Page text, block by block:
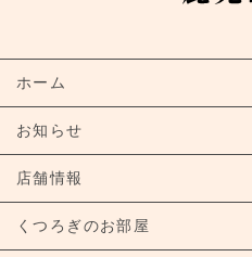
ホーム
お知らせ
店舗情報
くつろぎのお部屋